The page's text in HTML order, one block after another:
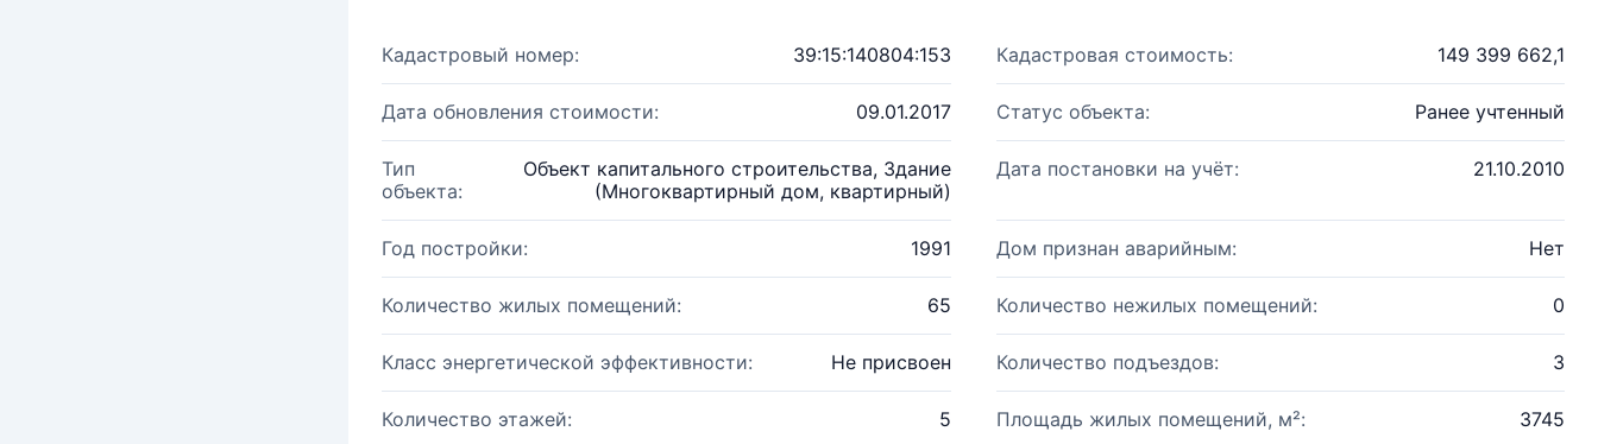
Кадастровый номер: 39:15:140804:153 Кадастровая стоимость: 149 399 662,1
Дата обновления стоимости: 09.01.2017 Статус объекта: Ранее учтенный
Тип
объекта:
Объект капитального строительства, Здание
(Многоквартирный дом, квартирный)
Дата постановки на учёт: 21.10.2010
Год постройки: 1991 Дом признан аварийным: Нет
Количество жилых помещений: 65 Количество нежилых помещений: 0
Класс энергетической эффективности: Не присвоен Количество подъездов: 3
Количество этажей: 5 Площадь жилых помещений, м²: 3745